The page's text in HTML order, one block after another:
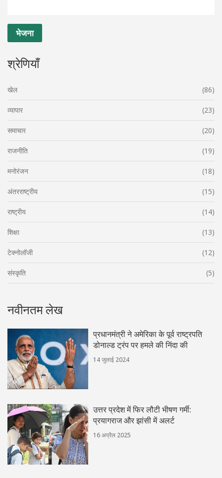
श्रेणियाँ
खेल (86)
व्यापार (23)
समाचार (20)
राजनीति (19)
मनोरंजन (18)
अंतरराष्ट्रीय (15)
राष्ट्रीय (14)
शिक्षा (13)
टेक्नोलॉजी (12)
संस्कृति (5)
नवीनतम लेख
प्रधानमंत्री ने अमेरिका के पूर्व राष्ट्रपति
डोनाल्ड ट्रंप पर हमले की निंदा की
14 जुलाई 2024
उत्तर प्रदेश में फिर लौटी भीषण गर्मी:
प्रयागराज और झांसी में अलर्ट
16 अप्रैल 2025